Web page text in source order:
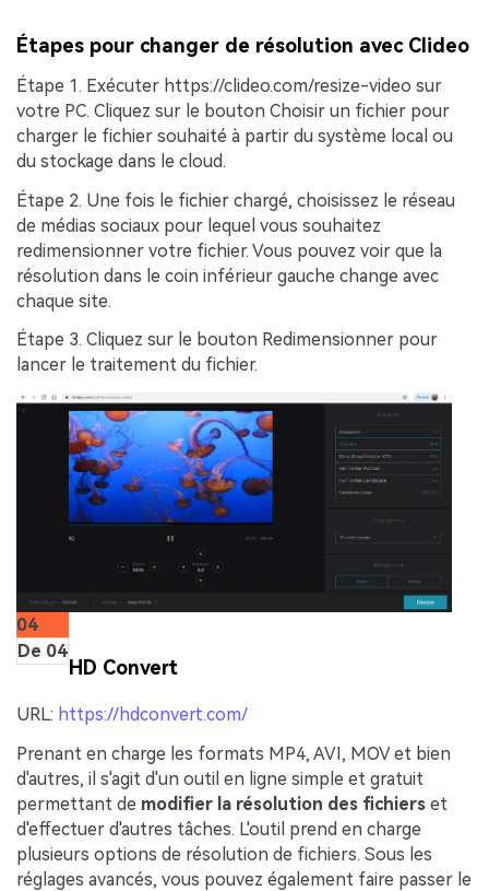
Étapes pour changer de résolution avec Clideo
Étape 1. Exécuter https://clideo.com/resize-video sur
votre PC. Cliquez sur le bouton Choisir un fichier pour
charger le fichier souhaité à partir du système local ou
du stockage dans le cloud.
Étape 2. Une fois le fichier chargé, choisissez le réseau
de médias sociaux pour lequel vous souhaitez
redimensionner votre fichier. Vous pouvez voir que la
résolution dans le coin inférieur gauche change avec
chaque site.
Étape 3. Cliquez sur le bouton Redimensionner pour
lancer le traitement du fichier.
04
De 04
HD Convert
URL: https://hdconvert.com/
Prenant en charge les formats MP4, AVI, MOV et bien
d'autres, il s'agit d'un outil en ligne simple et gratuit
permettant de modifier la résolution des fichiers et
d'effectuer d'autres tâches. L'outil prend en charge
plusieurs options de résolution de fichiers. Sous les
réglages avancés, vous pouvez également faire passer le